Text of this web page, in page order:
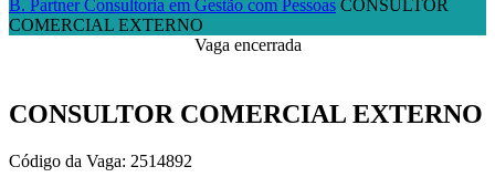
B. Partner Consultoria em Gestão com Pessoas CONSULTOR
COMERCIAL EXTERNO
Vaga encerrada
CONSULTOR COMERCIAL EXTERNO
Código da Vaga: 2514892